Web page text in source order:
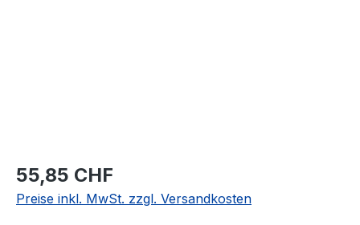
55,85 CHF
Preise inkl. MwSt. zzgl. Versandkosten